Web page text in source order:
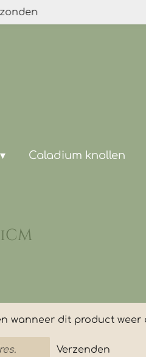
Caladium knollen
wanneer dit product weer
Verzenden